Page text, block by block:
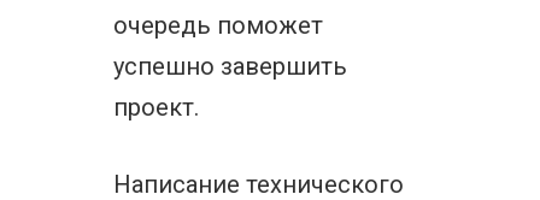
очередь поможет
успешно завершить
проект.
Написание технического